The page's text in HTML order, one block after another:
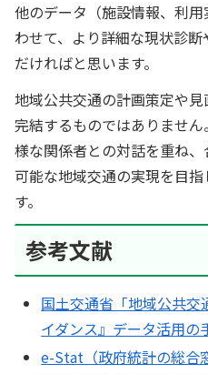
他のデータ（施設情報、利
わせて、より詳細な現状診
だければと思います。
地域公共交通の計画策定や
完結するものではありませ
様な関係者との対話を重ね
可能な地域交通の実現を目
す。
参考文献
国土交通省「地域公共
イダンス』データ活用の
e-Stat（政府統計の総合